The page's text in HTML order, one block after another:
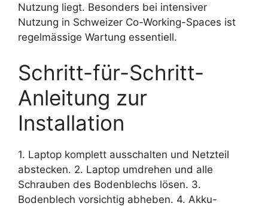
Nutzung liegt. Besonders bei intensiver
Nutzung in Schweizer Co-Working-Spaces ist
regelmässige Wartung essentiell.
Schritt-für-Schritt-
Anleitung zur
Installation
1. Laptop komplett ausschalten und Netzteil
abstecken. 2. Laptop umdrehen und alle
Schrauben des Bodenblechs lösen. 3.
Bodenblech vorsichtig abheben. 4. Akku-